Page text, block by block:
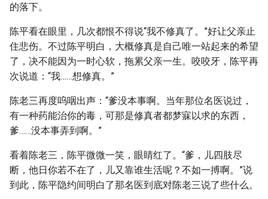
的落下。
陈平看在眼里，几次都恨不得说“我不修真了。”好让父亲止
住悲伤。不过陈平明白，大概修真是自己唯一站起来的希望
了，决不能因为一时心软，拖累父亲一生。咬咬牙，陈平再
次说道：“我……想修真。”
陈老三再度呜咽出声：“爹没本事啊。当年那位名医说过，
有一种药能治你的毒，可那是修真者都梦寐以求的东西，
爹……没本事弄到啊。”
看着陈老三，陈平微微一笑，眼睛红了。“爹，儿四肢尽
断，他日你若不在了，儿又靠谁生活呢？不如一搏啊。”说
到此，陈平隐约间明白了那名医到底对陈老三说了些什么。